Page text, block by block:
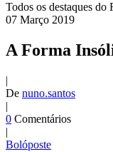
Todos os destaques do
07 Março 2019
A Forma
|
De nuno.santos
|
0 Comentários
|
Bolóposte